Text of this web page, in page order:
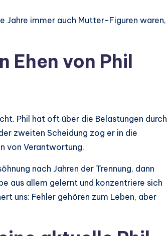
Jahre immer auch Mutter-Figuren waren,
Ehen von Phil
Phil hat oft über die Belastungen durch
zweiten Scheidung zog er in die
von Verantwortung.
nach Jahren der Trennung, dann
aus allem gelernt und konzentriere sich
uns: Fehler gehören zum Leben, aber